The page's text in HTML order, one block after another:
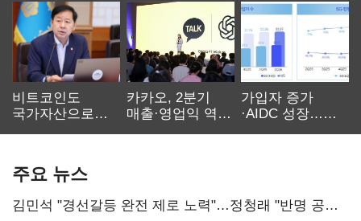
비트코인도
국가자산으로…'
카카오, 2분기
매출·영업익 역대
가입자 증가
·AIDC 성장…
주요 뉴스
김민석 "경선갈등 완전 제로 노력"…정청래 "반명 공세